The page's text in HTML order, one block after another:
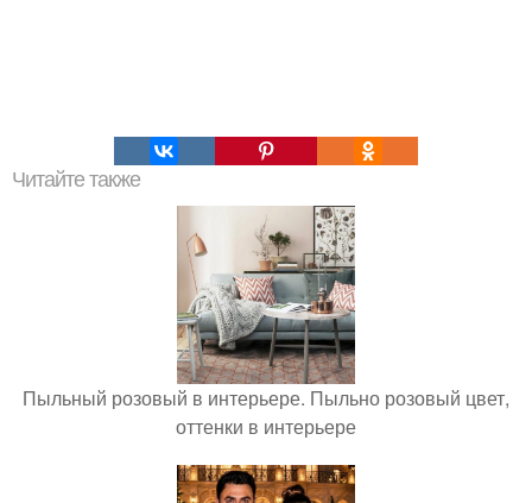
Читайте также
Пыльный розовый в интерьере. Пыльно розовый цвет,
оттенки в интерьере